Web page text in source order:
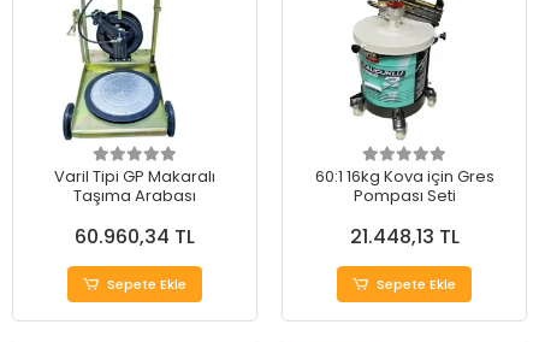
Varil Tipi GP Makaralı
Taşıma Arabası
60.960,34 TL
Sepete Ekle
60:1 16kg Kova için Gres
Pompası Seti
21.448,13 TL
Sepete Ekle